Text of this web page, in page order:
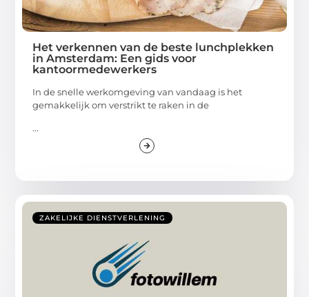
Het verkennen van de beste lunchplekken
in Amsterdam: Een gids voor
kantoormedewerkers
In de snelle werkomgeving van vandaag is het
gemakkelijk om verstrikt te raken in de
...
ZAKELIJKE DIENSTVERLENING